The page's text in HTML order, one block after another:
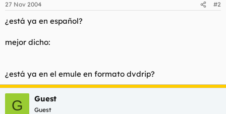
27 Nov 2004 #2
¿está ya en español?
mejor dicho:
¿está ya en el emule en formato dvdrip?
G Guest
Guest